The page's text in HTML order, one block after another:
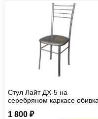
Стул Лайт ДХ-5 на
серебряном каркасе обивка
1 800 ₽